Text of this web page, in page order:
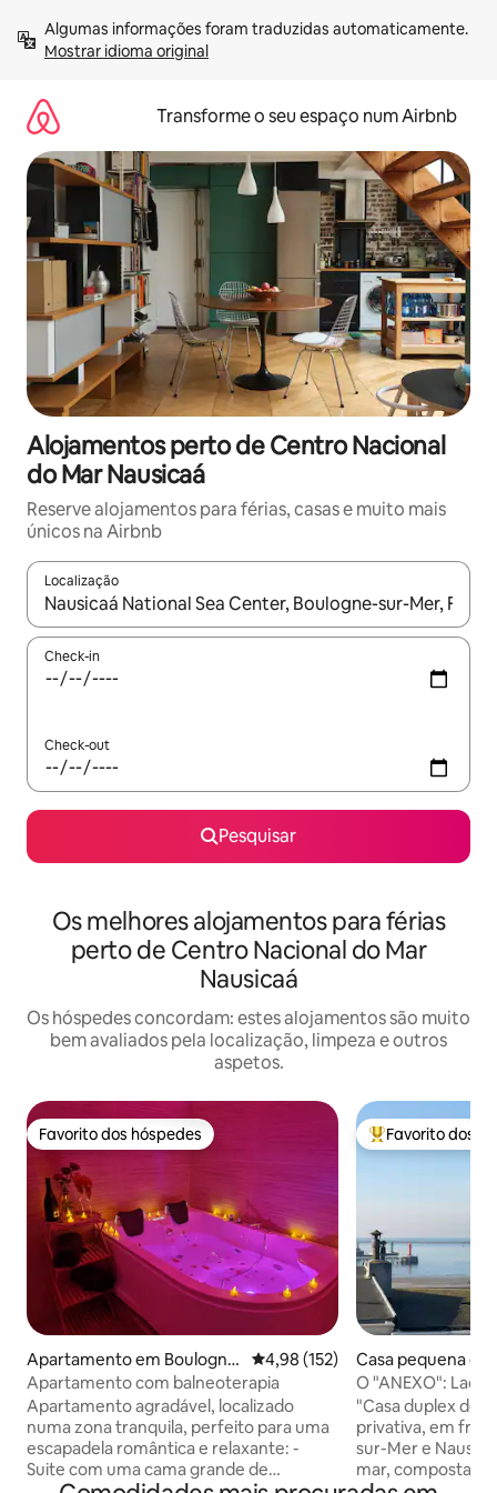
para
Mostrar idioma original
Transforme o seu espaço num Airbnb
Alojamentos perto de Centro Nacional
do Mar Nausicaá
Reserve alojamentos para férias, casas e muito mais
únicos na Airbnb
Localização
Quando os resultados estiverem disponíveis, navegue com
Check-in
Check-out
Pesquisar
Os melhores alojamentos para férias
perto de Centro Nacional do Mar
Nausicaá
Os hóspedes concordam: estes alojamentos são muito
bem avaliados pela localização, limpeza e outros
aspetos.
Favorito dos hóspedes
Favorito dos hóspedes
Apartamento em Boulogne
-sur-Mer
Classificação média de 4,98 em
4,98 (152)
Apartamento com balneoterapia
Apartamento agradável, localizado
numa zona tranquila, perfeito para uma
escapadela romântica e relaxante: -
Suite com uma cama grande de
Favoritos dos
Favorito dos
Casa pequena
e-sur-Mer
O "ANEXO": Lado
"Casa duplex de
privativa, em
sur-Mer e
mar, composta por: - Sala de estar,